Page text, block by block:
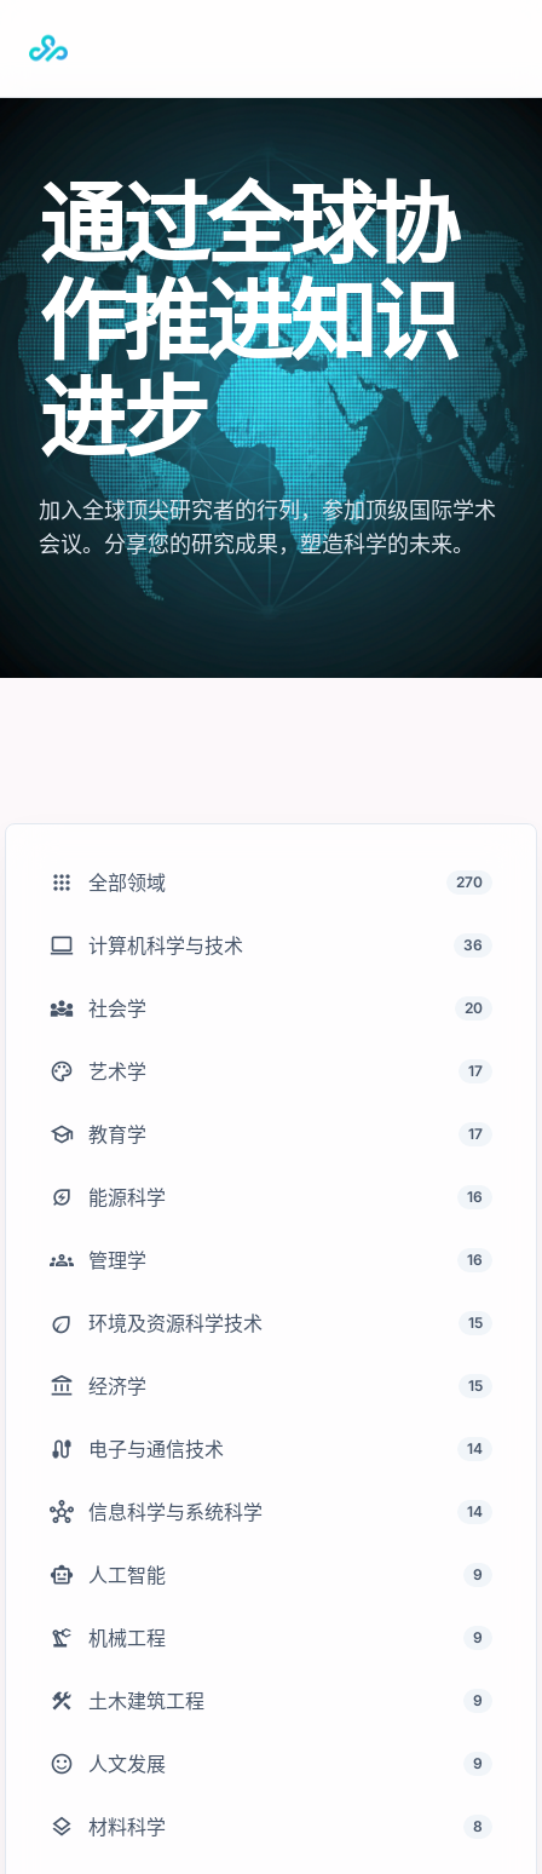
通过全球协
作推进知识
进步
加入全球顶尖研究者的行列，参加顶级国际学术
会议。分享您的研究成果，塑造科学的未来。
apps 全部领域 270
computer 计算机科学与技术 36
diversity_3 社会学 20
palette 艺术学 17
school 教育学 17
energy_savings_leaf 能源科学 16
groups 管理学 16
eco 环境及资源科学技术 15
account_balance 经济学 15
cable 电子与通信技术 14
hub 信息科学与系统科学 14
smart_toy 人工智能 9
precision_manufacturing 机械工程 9
construction 土木建筑工程 9
sentiment_satisfied 人文发展 9
layers 材料科学 8